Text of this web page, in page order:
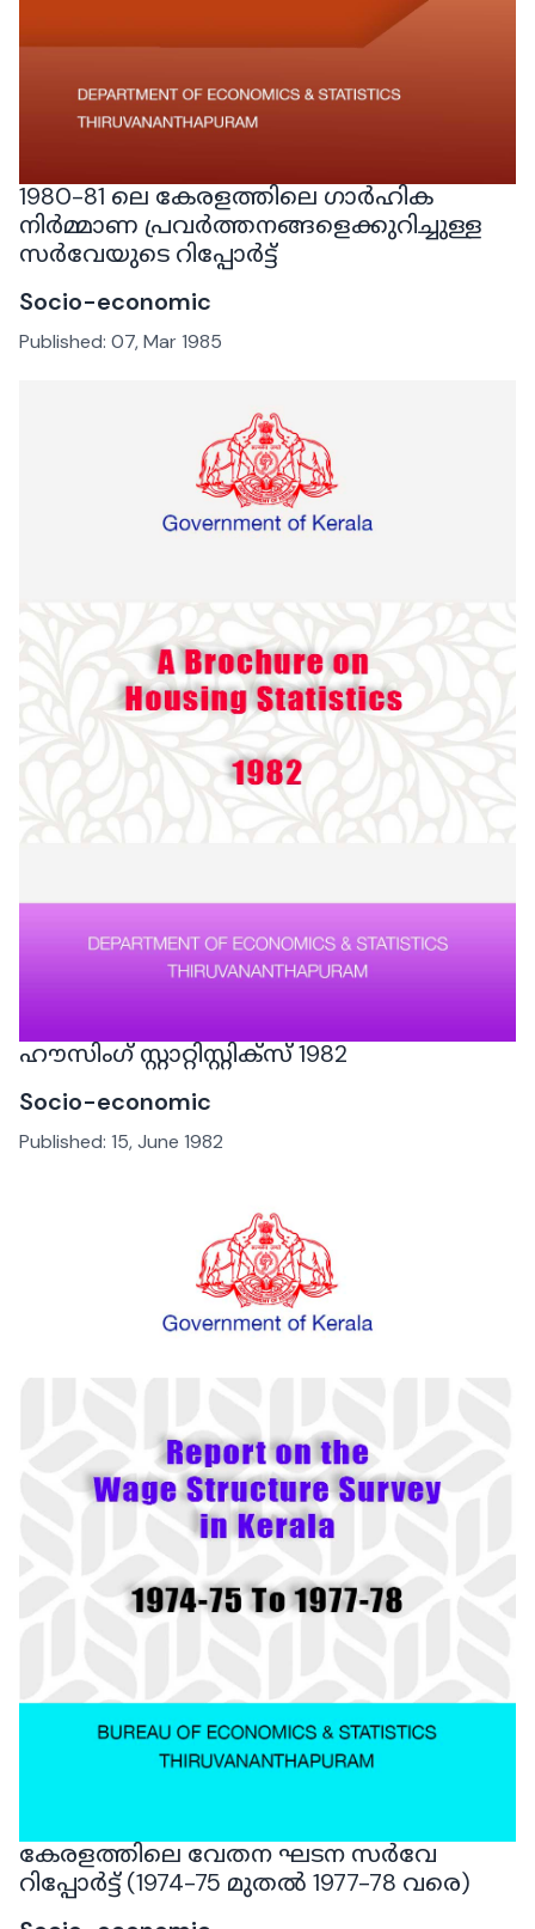
1980-81 ലെ കേരളത്തിലെ ഗാർഹിക
നിർമ്മാണ പ്രവർത്തനങ്ങളെക്കുറിച്ചുള്ള
സർവേയുടെ റിപ്പോർട്ട്
Socio-economic
Published: 07, Mar 1985
ഹൗസിംഗ് സ്റ്റാറ്റിസ്റ്റിക്‌സ് 1982
Socio-economic
Published: 15, June 1982
കേരളത്തിലെ വേതന ഘടന സർവേ
റിപ്പോർട്ട് (1974-75 മുതൽ 1977-78 വരെ)